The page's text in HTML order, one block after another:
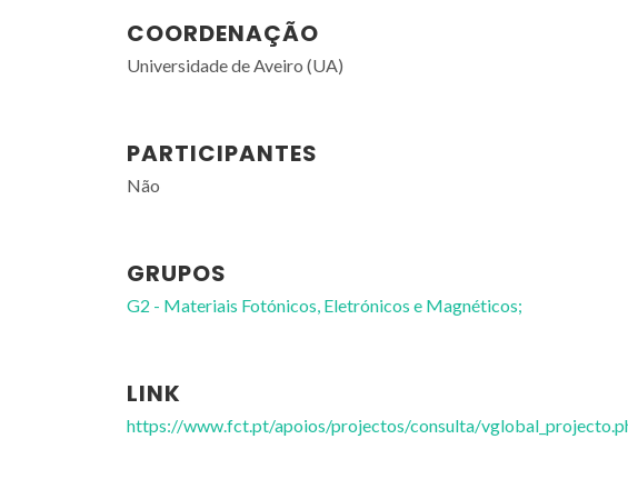
COORDENAÇÃO
Universidade de Aveiro (UA)
PARTICIPANTES
Não
GRUPOS
G2 - Materiais Fotónicos, Eletrónicos e Magnéticos;
LINK
https://www.fct.pt/apoios/projectos/consulta/